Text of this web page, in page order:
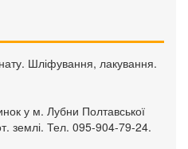
Шліфування, лакування.
у м. Лубни Полтавської
землі. Тел. 095-904-79-24.